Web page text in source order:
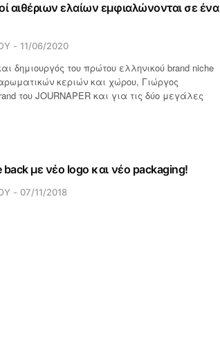
αιθέριων ελαίων εμφιαλώνονται σε ένα
11/06/2020
δημιουργός του πρώτου ελληνικού brand niche
κεριών και χώρου, Γιώργος
του JOURNAPER και για τις δύο μεγάλες
με νέο logo και νέο packaging!
07/11/2018